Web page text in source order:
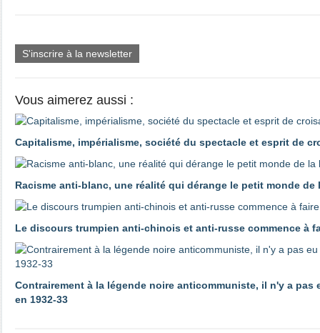
S'inscrire à la newsletter
Vous aimerez aussi :
Capitalisme, impérialisme, société du spectacle et esprit de
Racisme anti-blanc, une réalité qui dérange le petit monde
Le discours trumpien anti-chinois et anti-russe commence à
Contrairement à la légende noire anticommuniste, il n'y a pas
en 1932-33